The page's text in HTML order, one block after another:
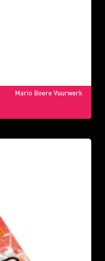
Mario Boere Vuurwerk